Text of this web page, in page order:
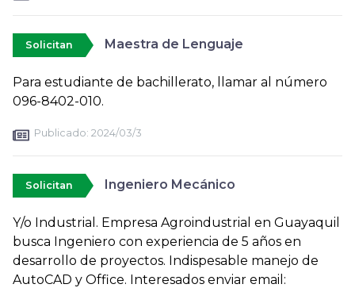
Solicitan Maestra de Lenguaje
Para estudiante de bachillerato, llamar al número
096-8402-010.
Publicado: 2024/03/3
Solicitan Ingeniero Mecánico
Y/o Industrial. Empresa Agroindustrial en Guayaquil
busca Ingeniero con experiencia de 5 años en
desarrollo de proyectos. Indispesable manejo de
AutoCAD y Office. Interesados enviar email: